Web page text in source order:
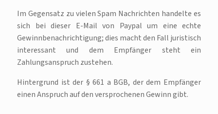
Im Gegensatz zu vielen Spam Nachrichten handelte es
sich bei dieser E-Mail von Paypal um eine echte
Gewinnbenachrichtigung; dies macht den Fall juristisch
interessant und dem Empfänger steht ein
Zahlungsanspruch zustehen.
Hintergrund ist der § 661 a BGB, der dem Empfänger
einen Anspruch auf den versprochenen Gewinn gibt.